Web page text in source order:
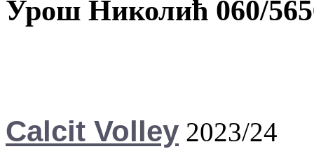
Урош Николић 060/
Calcit Volley 2023/24